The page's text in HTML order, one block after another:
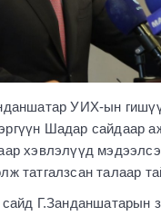
УИХ-ын
Шадар сайдаар
хэвлэлүүд
татгалзсан талаар
Г.Занданшатарын